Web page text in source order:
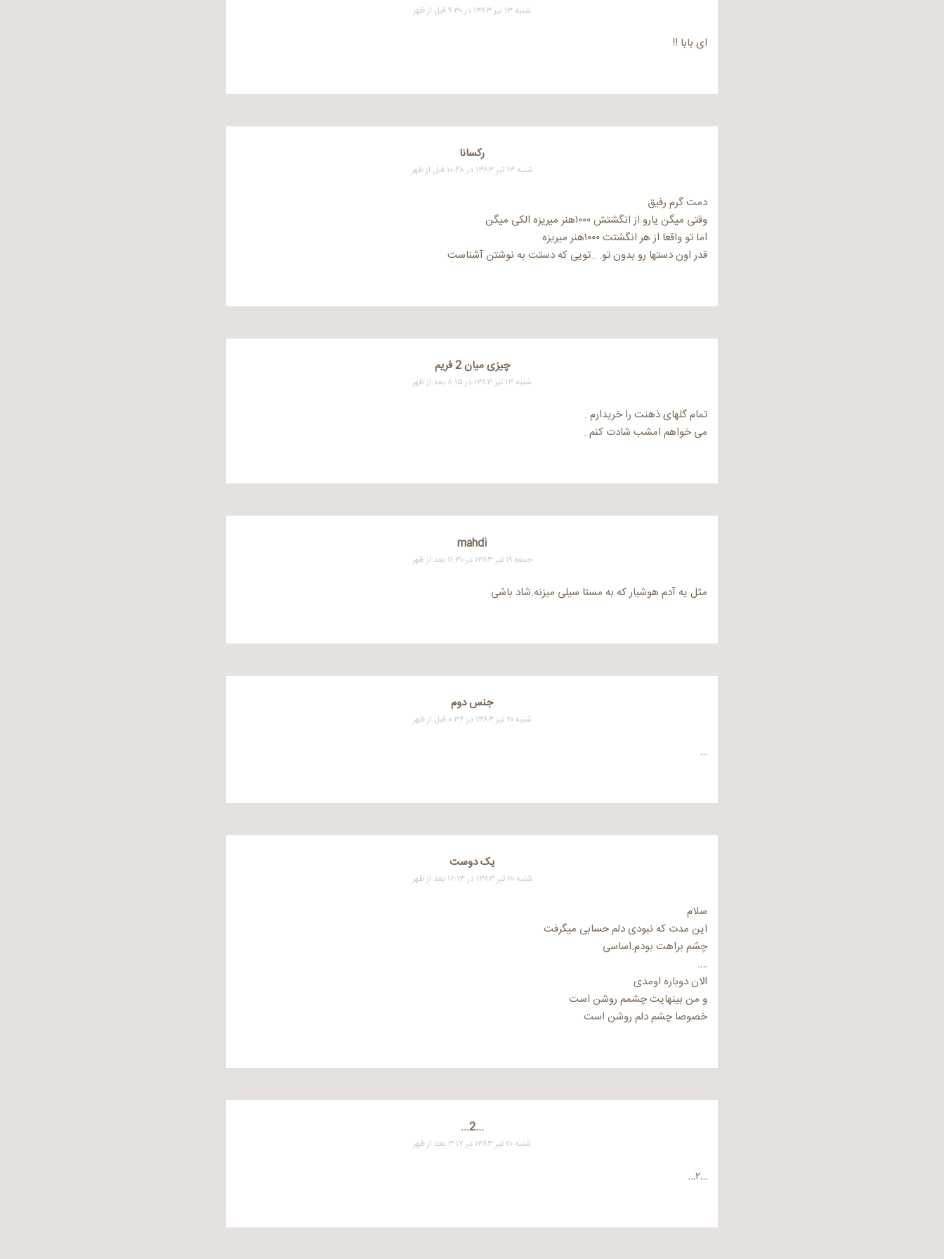
شنبه ۱۳ تیر ۱۳۸۳ در ۹:۳۰ قبل از ظهر
ای بابا !!
رکسانا
شنبه ۱۳ تیر ۱۳۸۳ در ۱۰:۴۸ قبل از ظهر
دمت گرم رفیق
وقتی میگن یارو از انگشتش ۱۰۰۰هنر میریزه الکی میگن
اما تو واقعا از هر انگشتت ۱۰۰۰هنر میریزه
قدر اون دستها رو بدون تو. ..تویی که دستت به نوشتن آشناست
چیزی میان 2 فریم
شنبه ۱۳ تیر ۱۳۸۳ در ۸:۱۵ بعد از ظهر
تمام گلهای ذهنت را خریدارم .
می خواهم امشب شادت کنم .
mahdi
جمعه ۱۹ تیر ۱۳۸۳ در ۱۱:۳۰ بعد از ظهر
مثل یه آدم هوشیار که به مستا سیلی میزنه.شاد باشی
جنس دوم
شنبه ۲۰ تیر ۱۳۸۳ در ۰:۳۴ قبل از ظهر
…
یک دوست
شنبه ۲۰ تیر ۱۳۸۳ در ۱۲:۱۳ بعد از ظهر
سلام
این مدت که نبودی دلم حسابی میگرفت
چشم براهت بودم.اساسی
….
الان دوباره اومدی
و من بینهایت چشمم روشن است
خصوصا چشم دلم روشن است
...2...
شنبه ۲۰ تیر ۱۳۸۳ در ۳:۱۷ بعد از ظهر
…۲…